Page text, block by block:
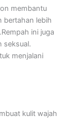
membantu
bertahan lebih
ini juga
seksual.
menjalani
kulit wajah